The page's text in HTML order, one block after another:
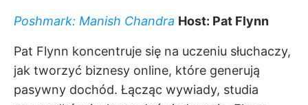
Poshmark: Manish Chandra Host: Pat Flynn
Pat Flynn koncentruje się na uczeniu słuchaczy,
jak tworzyć biznesy online, które generują
pasywny dochód. Łącząc wywiady, studia